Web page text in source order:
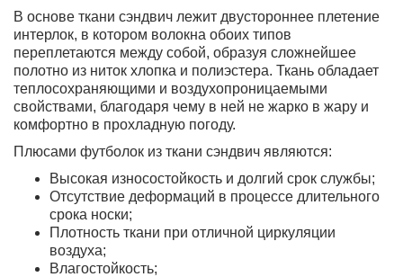
В основе ткани сэндвич лежит двустороннее плетение
интерлок, в котором волокна обоих типов
переплетаются между собой, образуя сложнейшее
полотно из ниток хлопка и полиэстера. Ткань обладает
теплосохраняющими и воздухопроницаемыми
свойствами, благодаря чему в ней не жарко в жару и
комфортно в прохладную погоду.
Плюсами футболок из ткани сэндвич являются:
Высокая износостойкость и долгий срок службы;
Отсутствие деформаций в процессе длительного
срока носки;
Плотность ткани при отличной циркуляции
воздуха;
Влагостойкость;